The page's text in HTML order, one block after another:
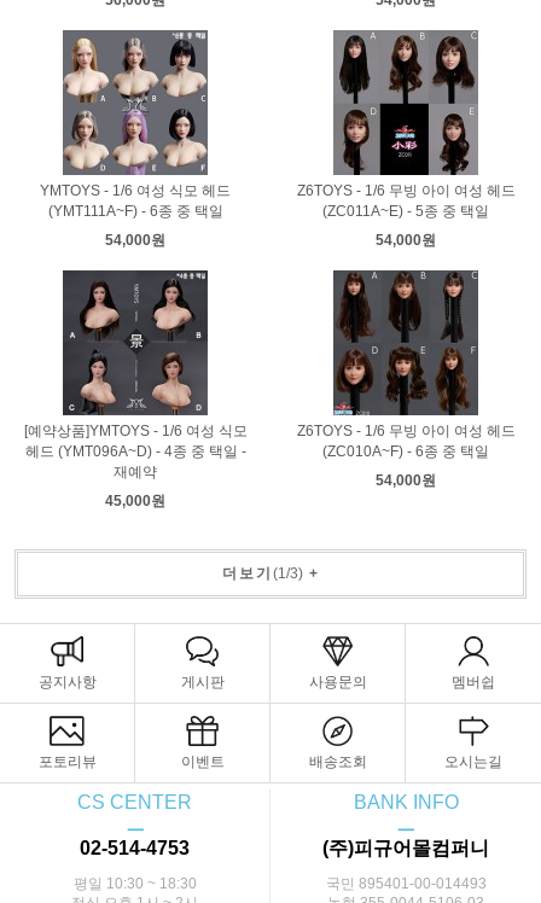
YMTOYS - 1/6 여성 식모 헤드
(YMT111A~F) - 6종 중 택일
54,000원
Z6TOYS - 1/6 무빙 아이 여성 헤드
(ZC011A~E) - 5종 중 택일
54,000원
[예약상품]YMTOYS - 1/6 여성 식모
헤드 (YMT096A~D) - 4종 중 택일 -
재예약
45,000원
Z6TOYS - 1/6 무빙 아이 여성 헤드
(ZC010A~F) - 6종 중 택일
54,000원
더보기 (1/3)+
공지사항 게시판 사용문의 멤버쉽
포토리뷰 이벤트 배송조회 오시는길
CS CENTER
ㅡ
02-514-4753
평일 10:30 ~ 18:30
BANK INFO
ㅡ
(주)피규어몰컴퍼니
국민 895401-00-014493